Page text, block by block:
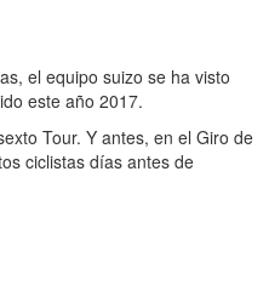
el equipo suizo se ha visto
este año 2017.
Tour. Y antes, en el Giro de
ciclistas días antes de